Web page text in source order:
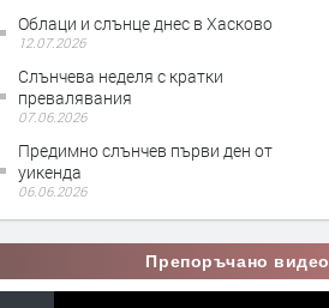
Облаци и слънце днес в Хасково
12.07.2026
Слънчева неделя с кратки
превалявания
07.06.2026
Предимно слънчев първи ден от
уикенда
06.06.2026
Препоръчано видео